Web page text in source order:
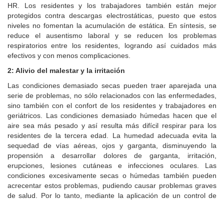
HR. Los residentes y los trabajadores también están mejor
protegidos contra descargas electrostáticas, puesto que estos
niveles no fomentan la acumulación de estática. En síntesis, se
reduce el ausentismo laboral y se reducen los problemas
respiratorios entre los residentes, logrando así cuidados más
efectivos y con menos complicaciones.
2: Alivio del malestar y la irritación
Las condiciones demasiado secas pueden traer aparejada una
serie de problemas, no sólo relacionados con las enfermedades,
sino también con el confort de los residentes y trabajadores en
geriátricos. Las condiciones demasiado húmedas hacen que el
aire sea más pesado y así resulta más difícil respirar para los
residentes de la tercera edad. La humedad adecuada evita la
sequedad de vías aéreas, ojos y garganta, disminuyendo la
propensión a desarrollar dolores de garganta, irritación,
erupciones, lesiones cutáneas e infecciones oculares. Las
condiciones excesivamente secas o húmedas también pueden
acrecentar estos problemas, pudiendo causar problemas graves
de salud. Por lo tanto, mediante la aplicación de un control de